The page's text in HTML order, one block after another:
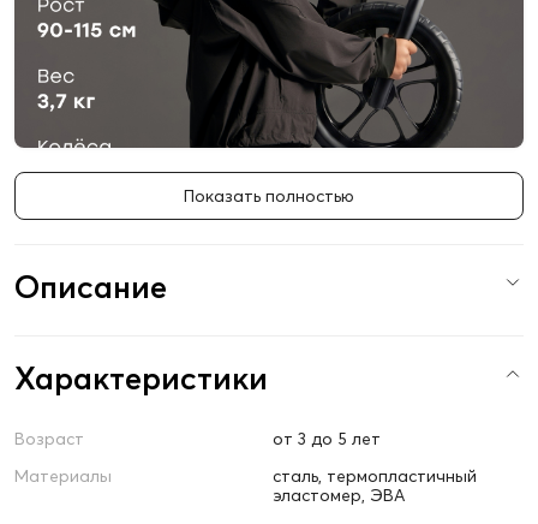
Показать полностью
Описание
Характеристики
Возраст
от 3 до 5 лет
Материалы
сталь, термопластичный
эластомер, ЭВА